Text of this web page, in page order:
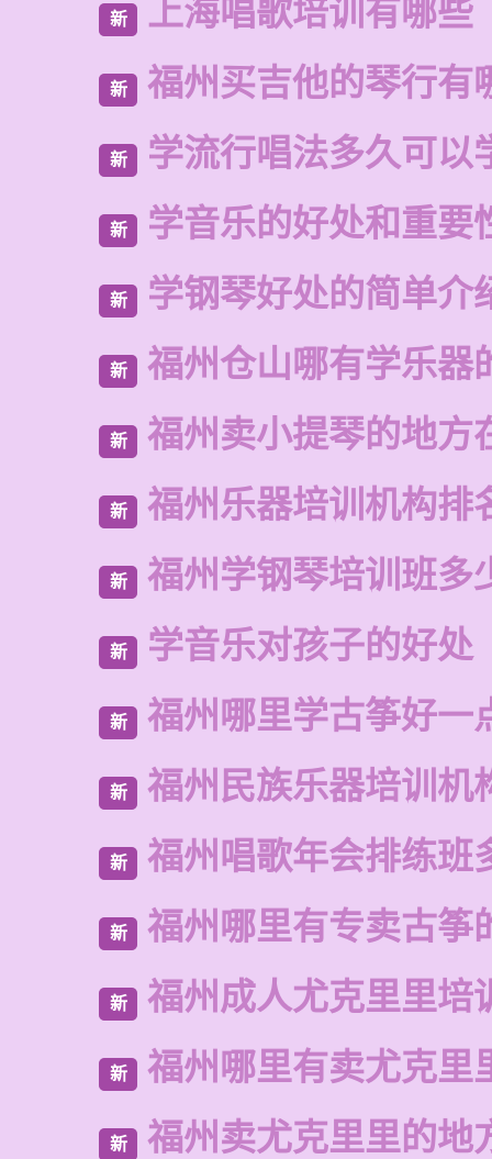
新 上海唱歌培训有哪些
新 福州买吉他的琴行有
新 学流行唱法多久可以
新 学音乐的好处和重要
新 学钢琴好处的简单介
新 福州仓山哪有学乐器
新 福州卖小提琴的地方
新 福州乐器培训机构排
新 福州学钢琴培训班多
新 学音乐对孩子的好处
新 福州哪里学古筝好一
新 福州民族乐器培训机
新 福州唱歌年会排练班
新 福州哪里有专卖古筝
新 福州成人尤克里里培
新 福州哪里有卖尤克里
新 福州卖尤克里里的地